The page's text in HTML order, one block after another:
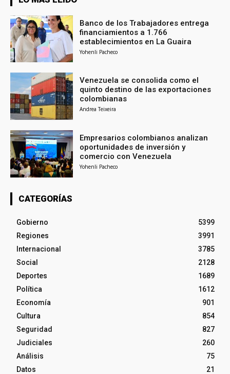
Banco de los Trabajadores entrega
financiamientos a 1.766
establecimientos en La Guaira
Yohenli Pacheco
Venezuela se consolida como el
quinto destino de las exportaciones
colombianas
Andrea Teixeira
Empresarios colombianos analizan
oportunidades de inversión y
comercio con Venezuela
Yohenli Pacheco
CATEGORÍAS
Gobierno
5399
Regiones
3991
Internacional
3785
Social
2128
Deportes
1689
Política
1612
Economía
901
Cultura
854
Seguridad
827
Judiciales
260
Análisis
75
Datos
21